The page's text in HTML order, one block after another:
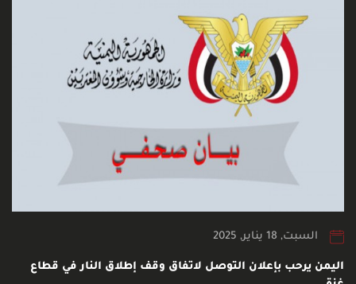
السبت, 18 يناير, 2025
اليمن يرحب بإعلان التوصل لاتفاق وقف إطلاق النار في قطاع